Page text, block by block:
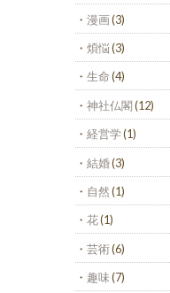
漫画(3)
煩悩(3)
生命(4)
神社仏閣(12)
経営学(1)
結婚(3)
自然(1)
花(1)
芸術(6)
趣味(7)